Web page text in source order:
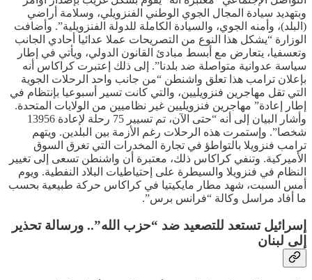
وبتهديد سيادة المجال الجوي الوطني الفنزويلي، وسلامة أراضي
(البلد)، وأمنه الجوي، والسيادة الكاملة للدولة الفنزويلية”. وأضافت
الوزارة “يشكل هذا النوع من التصريحات عملا عدائيا أحادي الجانب
وتعسفيا، يتعارض مع أبسط مبادئ القانون الدولي، ويأتي في إطار
سياسة عدوانية متواصلة ضد بلدنا”. إلى ذلك إعتبرت كراكاس أنه
بإعلان ترامب هذا تعلق واشنطن “من جانب واحد الرحلات الجوية
التي تقل مهاجرين فنزويليين، والتي كانت تسير أسبوعيا بإنتظام في
إطار إعادة” مهاجرين فنزويليين غير نظاميين من الولايات المتحدة.
وأشار البيان إلى أنه “حتى الآن، تم تسيير 75 رحلة لإعادة 13956
شخصا”. وإستمرت هذه الرحلات رغم الأزمة بين البلدين. ويتهم
ترامب فنزويلا بالتواطؤ في تجارة المخدرات التي تغرق السوق
الأميركية. وتنفي كراكاس ذلك، معتبرة أن واشنطن تسعى إلى تغيير
النظام في فنزويلا والسيطرة على إحتياطيات البلاد النفطية. ويوم
أمس السبت، شهد مطار مايكيتيا في كراكاس حركة طبيعية بحسب
ما أفاد مراسل وكالة “فرانس برس”.
إسرائيل تستعد للتصعيد ضد “حزب الله”.. ورسالة تحذير
إلى لبنان